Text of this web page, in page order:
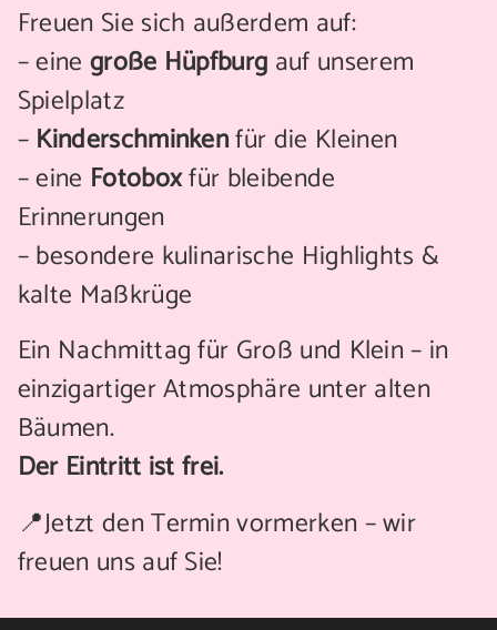
Freuen Sie sich außerdem auf:
– eine große Hüpfburg auf unserem
Spielplatz
– Kinderschminkenfür die Kleinen
– eine Fotoboxfür bleibende
Erinnerungen
– besondere kulinarische Highlights &
kalte Maßkrüge
Ein Nachmittag für Groß und Klein – in
einzigartiger Atmosphäre unter alten
Bäumen.
Der Eintritt ist frei.
📍Jetzt den Termin vormerken – wir
freuen uns auf Sie!